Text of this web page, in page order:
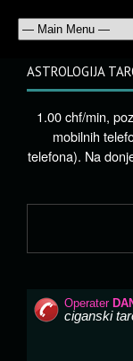
ASTROLOGIJA
1.00 chf/min,
mobilnih
telefona). Na